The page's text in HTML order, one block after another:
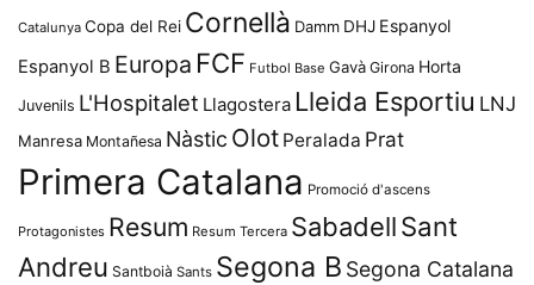
Catalunya Copa del Rei Cornellà Damm DHJ Espanyol
Espanyol B Europa FCF Futbol Base Gavà Girona Horta
Juvenils L'Hospitalet Llagostera Lleida Esportiu LNJ
Manresa Montañesa Nàstic Olot Peralada Prat
Primera Catalana Promoció d'ascens
Protagonistes Resum Resum Tercera SabadellSant
Andreu Santboià Sants Segona B Segona Catalana